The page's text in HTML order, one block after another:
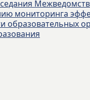
мониторинга
образовательных